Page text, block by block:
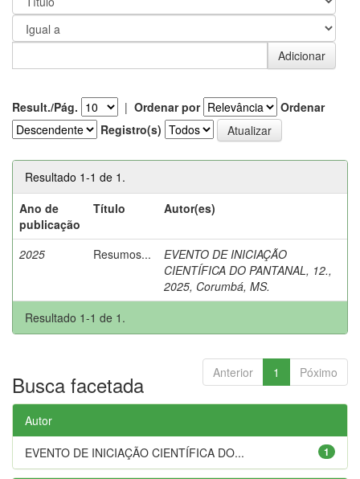
Result./Pág. | Ordenar por
Ordenar
Registro(s)
Resultado 1-1 de 1.
Ano de
publicação
Título Autor(es)
2025 Resumos...
EVENTO DE INICIAÇÃO
CIENTÍFICA DO PANTANAL, 12.,
2025, Corumbá, MS.
Resultado 1-1 de 1.
Anterior 1 Póximo
Busca facetada
Autor
1
EVENTO DE INICIAÇÃO CIENTÍFICA DO...